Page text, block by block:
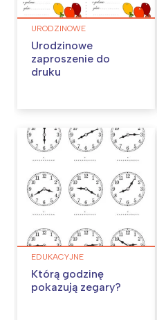
URODZINOWE
Urodzinowe
zaproszenie do
druku
EDUKACYJNE
Którą godzinę
pokazują zegary?